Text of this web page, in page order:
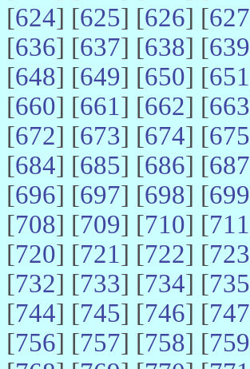
[624] [625] [626] [627
[636] [637] [638] [639
[648] [649] [650] [651
[660] [661] [662] [663
[672] [673] [674] [675
[684] [685] [686] [687
[696] [697] [698] [699
[708] [709] [710] [711
[720] [721] [722] [723
[732] [733] [734] [735
[744] [745] [746] [747
[756] [757] [758] [759